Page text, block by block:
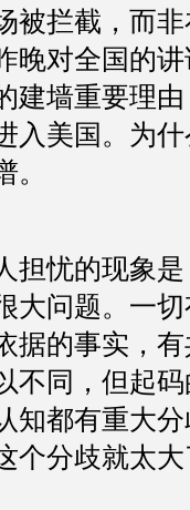
被拦截，而
晚对全国的
建墙重要理
入美国。为
担忧的现象
大问题。一
据的事实，
不同，但起
知都有重大
个分歧就太